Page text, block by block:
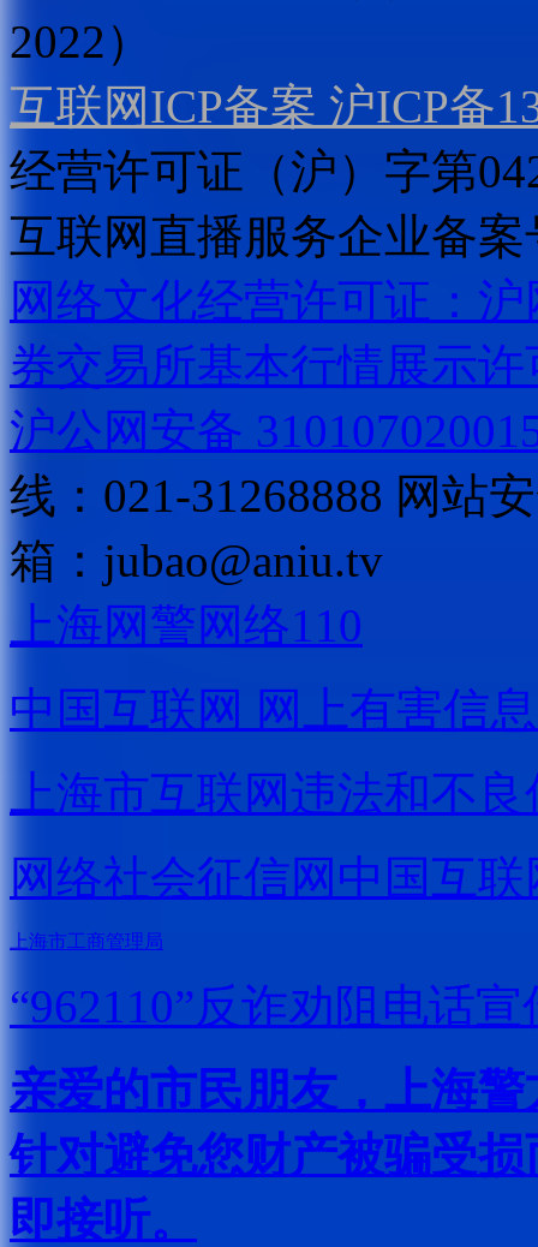
2022）
互联网ICP备案 沪ICP备
经营许可证（沪）字第
互联网直播服务企业备案
网络文化经营许可证：
券交易所基本行情展示许
沪公网安备
线：021-31268888 网站
箱： jubao@aniu.tv
上海网警网络110
中国互联网 网上有害信
上海市互联网违法和不
网络社会征信网 中国互
上海市工商管理局
“962110”反诈劝阻电话宣
亲爱的市民朋友，上海
针对避免您财产被骗受
即接听。